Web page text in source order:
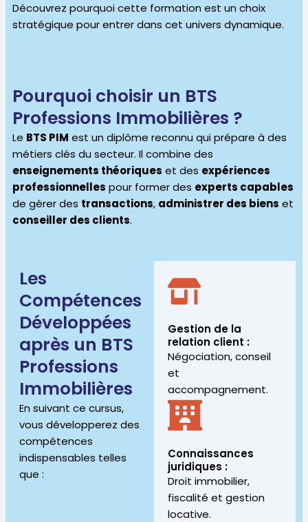
Découvrez pourquoi cette formation est un choix
stratégique pour entrer dans cet univers dynamique.
Pourquoi choisir un BTS
Professions Immobilières ?
Le BTS PIM est un diplôme reconnu qui prépare à des
métiers clés du secteur. Il combine des
enseignements théoriques et des expériences
professionnelles pour former des experts capables
de gérer des transactions, administrer des biens et
conseiller des clients.
Les
Compétences
Développées
après un BTS
Professions
Immobilières
En suivant ce cursus,
vous développerez des
compétences
indispensables telles
que :
Gestion de la
relation client :
Négociation, conseil
et
accompagnement.
Connaissances
juridiques :
Droit immobilier,
fiscalité et gestion
locative.